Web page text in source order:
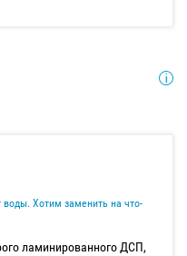
Хотим заменить на что-
ламинированного ДСП,